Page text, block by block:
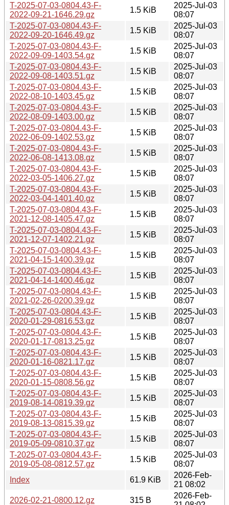
T-2025-07-03-0804.43-F-
2022-09-21-1646.29.gz
1.5 KiB
2025-Jul-03
08:07
T-2025-07-03-0804.43-F-
2022-09-20-1646.49.gz
1.5 KiB
2025-Jul-03
08:07
T-2025-07-03-0804.43-F-
2022-09-09-1403.54.gz
1.5 KiB
2025-Jul-03
08:07
T-2025-07-03-0804.43-F-
2022-09-08-1403.51.gz
1.5 KiB
2025-Jul-03
08:07
T-2025-07-03-0804.43-F-
2022-08-10-1403.45.gz
1.5 KiB
2025-Jul-03
08:07
T-2025-07-03-0804.43-F-
2022-08-09-1403.00.gz
1.5 KiB
2025-Jul-03
08:07
T-2025-07-03-0804.43-F-
2022-06-09-1402.53.gz
1.5 KiB
2025-Jul-03
08:07
T-2025-07-03-0804.43-F-
2022-06-08-1413.08.gz
1.5 KiB
2025-Jul-03
08:07
T-2025-07-03-0804.43-F-
2022-03-05-1406.27.gz
1.5 KiB
2025-Jul-03
08:07
T-2025-07-03-0804.43-F-
2022-03-04-1401.40.gz
1.5 KiB
2025-Jul-03
08:07
T-2025-07-03-0804.43-F-
2021-12-08-1405.47.gz
1.5 KiB
2025-Jul-03
08:07
T-2025-07-03-0804.43-F-
2021-12-07-1402.21.gz
1.5 KiB
2025-Jul-03
08:07
T-2025-07-03-0804.43-F-
2021-04-15-1400.39.gz
1.5 KiB
2025-Jul-03
08:07
T-2025-07-03-0804.43-F-
2021-04-14-1400.46.gz
1.5 KiB
2025-Jul-03
08:07
T-2025-07-03-0804.43-F-
2021-02-26-0200.39.gz
1.5 KiB
2025-Jul-03
08:07
T-2025-07-03-0804.43-F-
2020-01-29-0816.53.gz
1.5 KiB
2025-Jul-03
08:07
T-2025-07-03-0804.43-F-
2020-01-17-0813.25.gz
1.5 KiB
2025-Jul-03
08:07
T-2025-07-03-0804.43-F-
2020-01-16-0821.17.gz
1.5 KiB
2025-Jul-03
08:07
T-2025-07-03-0804.43-F-
2020-01-15-0808.56.gz
1.5 KiB
2025-Jul-03
08:07
T-2025-07-03-0804.43-F-
2019-08-14-0819.39.gz
1.5 KiB
2025-Jul-03
08:07
T-2025-07-03-0804.43-F-
2019-08-13-0815.39.gz
1.5 KiB
2025-Jul-03
08:07
T-2025-07-03-0804.43-F-
2019-05-09-0810.37.gz
1.5 KiB
2025-Jul-03
08:07
T-2025-07-03-0804.43-F-
2019-05-08-0812.57.gz
1.5 KiB
2025-Jul-03
08:07
Index
61.9 KiB
2026-Feb-
21 08:02
2026-02-21-0800.12.gz
315 B
2026-Feb-